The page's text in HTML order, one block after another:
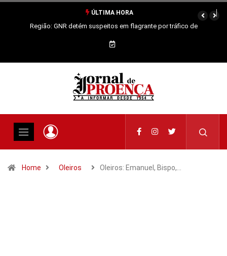
ÚLTIMA HORA
Região: GNR detém suspeitos em flagrante por tráfico de
estupefacientes
Home Oleiros Oleiros: Emanuel, Bispo,…